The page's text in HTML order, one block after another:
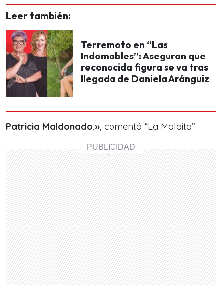
Leer también:
Terremoto en “Las
Indomables”: Aseguran que
reconocida figura se va tras
llegada de Daniela Aránguiz
Patricia Maldonado.», comentó “La Maldito”.